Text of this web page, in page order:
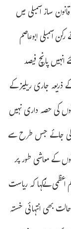
ساز اسمبلی میں
اسمبلی ابوعاصم
پانچ فیصد
ذریعہ جاری ریلیز کے
کی حصہ داری نہیں
کی جائے جس طرح سے
کے معاشی طور پر
نےکہا کہ ریاست
بھی انتہائی خستہ